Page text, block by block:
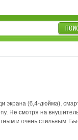
экрана (6,4-дюйма),
Не смотря на
и очень стильным. Б